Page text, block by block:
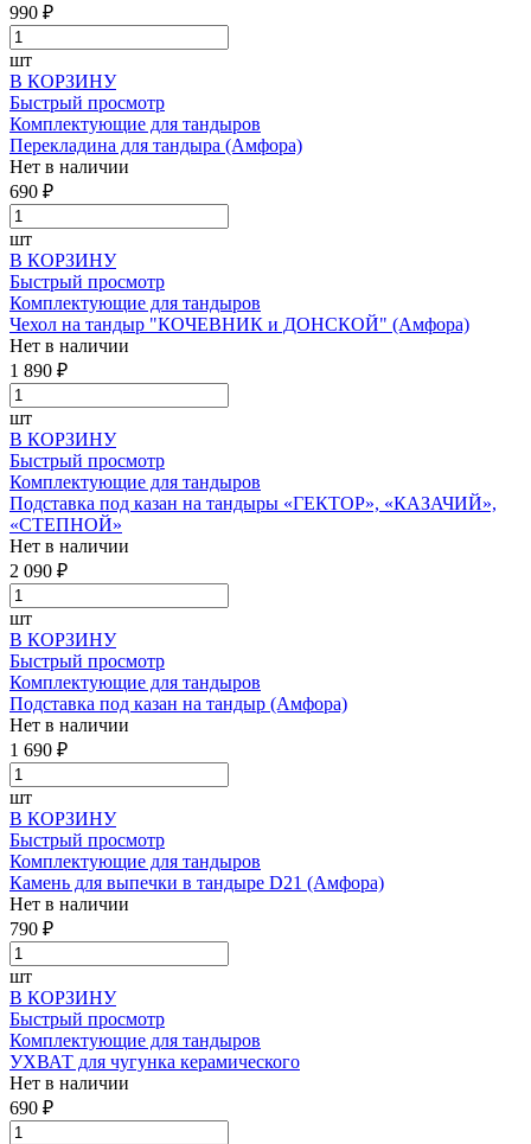
990 ₽
шт
В КОРЗИНУ
Быстрый просмотр
Комплектующие для тандыров
Перекладина для тандыра (Амфора)
Нет в наличии
690 ₽
шт
В КОРЗИНУ
Быстрый просмотр
Комплектующие для тандыров
Чехол на тандыр "КОЧЕВНИК и ДОНСКОЙ" (Амфора)
Нет в наличии
1 890 ₽
шт
В КОРЗИНУ
Быстрый просмотр
Комплектующие для тандыров
Подставка под казан на тандыры «ГЕКТОР», «КАЗАЧИЙ»,
«СТЕПНОЙ»
Нет в наличии
2 090 ₽
шт
В КОРЗИНУ
Быстрый просмотр
Комплектующие для тандыров
Подставка под казан на тандыр (Амфора)
Нет в наличии
1 690 ₽
шт
В КОРЗИНУ
Быстрый просмотр
Комплектующие для тандыров
Камень для выпечки в тандыре D21 (Амфора)
Нет в наличии
790 ₽
шт
В КОРЗИНУ
Быстрый просмотр
Комплектующие для тандыров
УХВАТ для чугунка керамического
Нет в наличии
690 ₽